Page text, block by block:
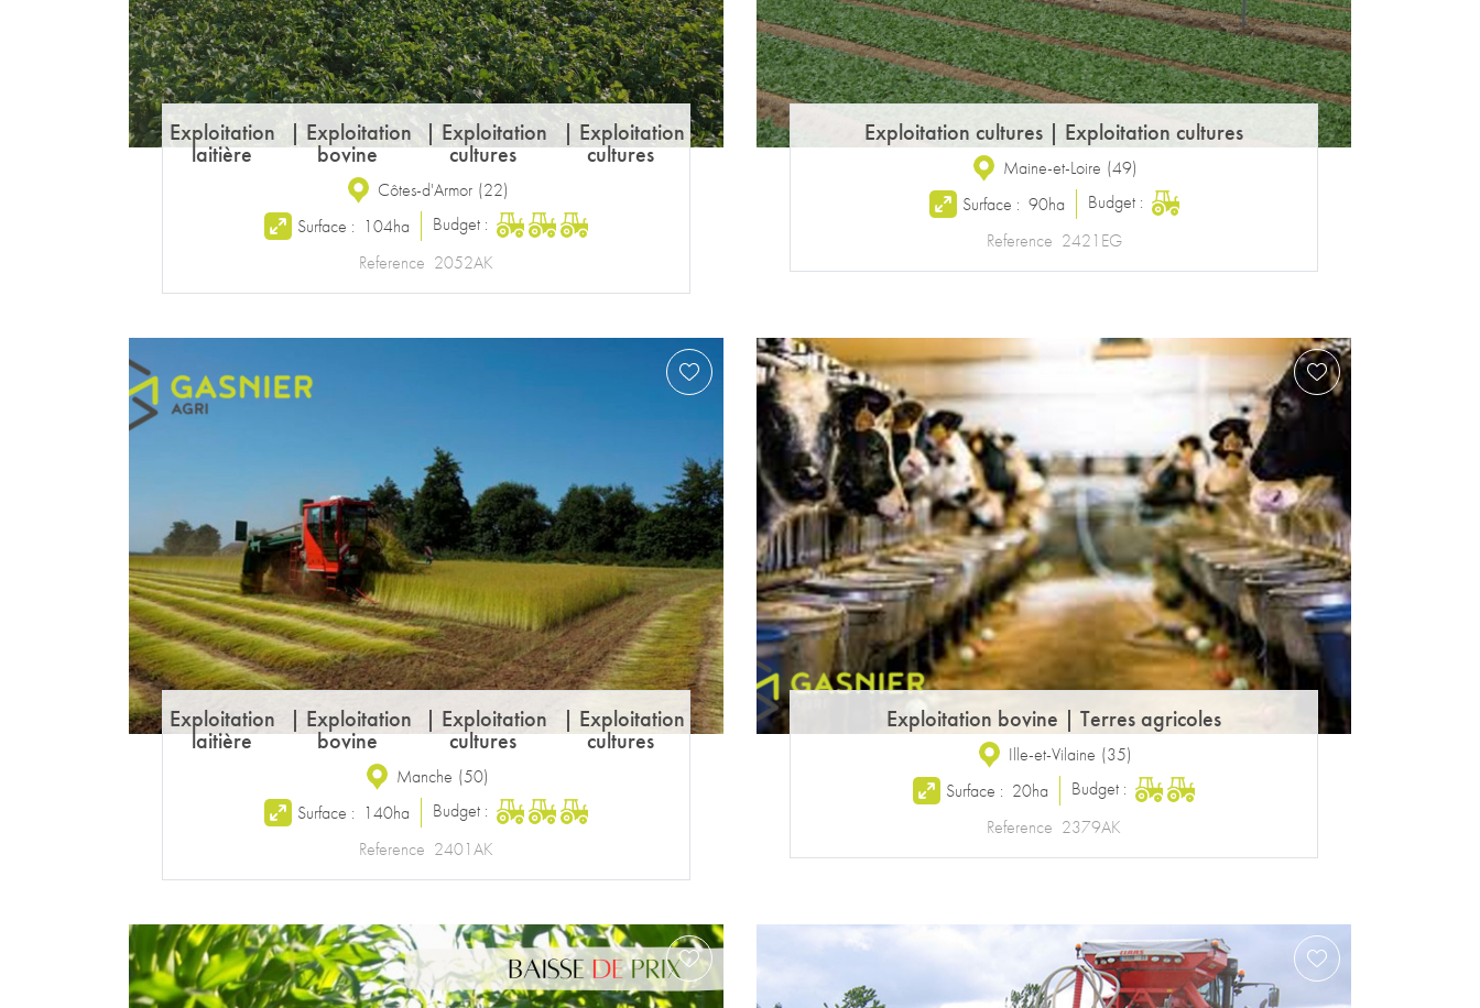
Exploitation
laitière
| Exploitation
bovine
| Exploitation
cultures
| Exploitation
cultures
Côtes-d'Armor (22)
Surface : 104ha
Budget :
Reference 2052AK
Exploitation cultures | Exploitation cultures
Maine-et-Loire (49)
Surface : 90ha
Budget :
Reference 2421EG
Exploitation
laitière
| Exploitation
bovine
| Exploitation
cultures
| Exploitation
cultures
Manche (50)
Surface : 140ha
Budget :
Reference 2401AK
Exploitation bovine | Terres agricoles
Ille-et-Vilaine (35)
Surface : 20ha
Budget :
Reference 2379AK